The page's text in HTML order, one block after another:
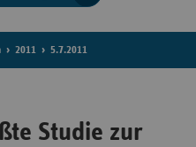
der
2011 5.7.2011
Studie zur